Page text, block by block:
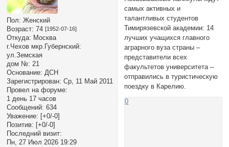
Пол: Женский
Возраст: 74 [1952-07-16]
Откуда: Москва
г.Чехов мкр.Губернский:
ул.Земская
дом №: 21
Основание: ДСН
Зарегистрирован: Ср, 11 Май 2011
Провел на форуме:
1 день 17 часов
Сообщений: 634
Уважение: [+0/-0]
Позитив: [+0/-0]
Последний визит:
Пн, 27 Июл 2026 19:29
самых активных и
талантливых студентов
Тимирязевской академии: 14
лучших учащихся главного
аграрного вуза страны –
представители всех
факультетов университета –
отправились в туристическую
поездку в Карелию.
0